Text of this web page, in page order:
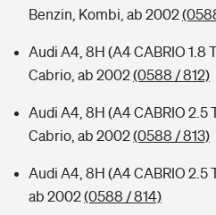
Benzin, Kombi, ab 2002
Audi A4, 8H (A4 CABRIO 1.8
Cabrio, ab 2002(0588 / 812)
Audi A4, 8H (A4 CABRIO 2.5
Cabrio, ab 2002(0588 / 813)
Audi A4, 8H (A4 CABRIO 2.5
ab 2002(0588 / 814)